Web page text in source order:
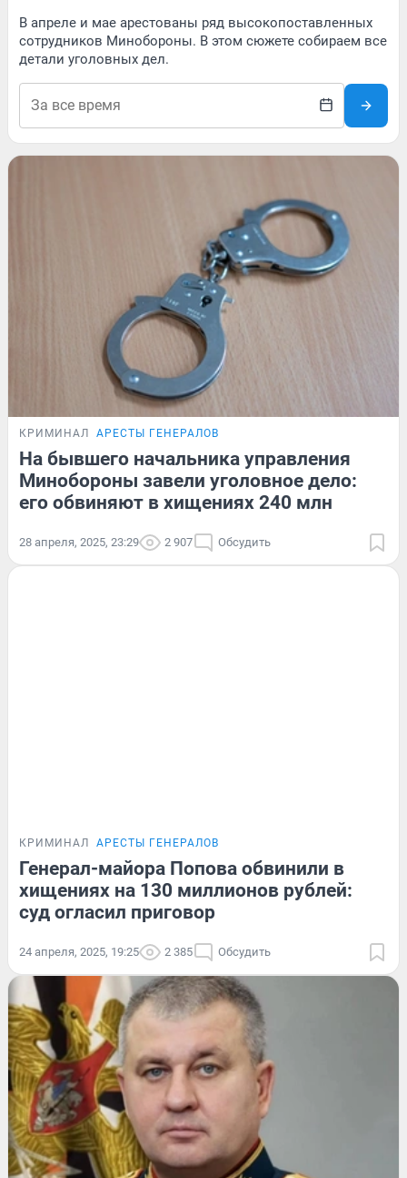
В апреле и мае арестованы ряд высокопоставленных
сотрудников Минобороны. В этом сюжете собираем все
детали уголовных дел.
КРИМИНАЛ АРЕСТЫ ГЕНЕРАЛОВ
На бывшего начальника управления
Минобороны завели уголовное дело:
его обвиняют в хищениях 240 млн
28 апреля, 2025, 23:29 2 907 Обсудить
КРИМИНАЛ АРЕСТЫ ГЕНЕРАЛОВ
Генерал-майора Попова обвинили в
хищениях на 130 миллионов рублей:
суд огласил приговор
24 апреля, 2025, 19:25 2 385 Обсудить